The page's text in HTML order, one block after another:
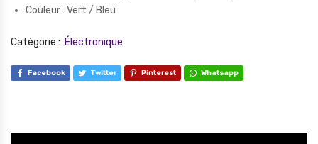
Couleur : Vert / Bleu
Catégorie : Électronique
Facebook Twitter Pinterest Whatsapp